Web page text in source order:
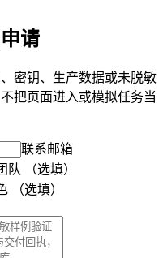
请
密钥、生产数据或未脱敏
把页面进入或模拟任务当
联系邮箱
队
（选填）
（选填）